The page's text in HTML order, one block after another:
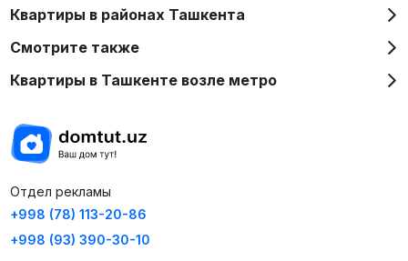
Квартиры в районах Ташкента
Смотрите также
Квартиры в Ташкенте возле метро
Отдел рекламы
+998 (78) 113-20-86
+998 (93) 390-30-10